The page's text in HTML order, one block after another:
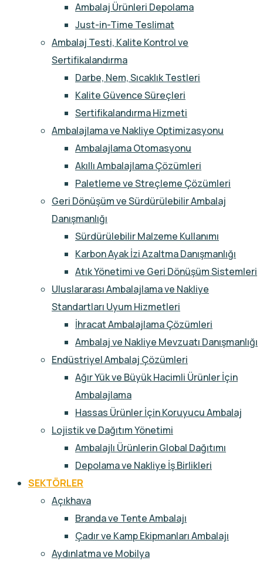
Ambalaj Ürünleri Depolama
Just-in-Time Teslimat
Ambalaj Testi, Kalite Kontrol ve
Sertifikalandırma
Darbe, Nem, Sıcaklık Testleri
Kalite Güvence Süreçleri
Sertifikalandırma Hizmeti
Ambalajlama ve Nakliye Optimizasyonu
Ambalajlama Otomasyonu
Akıllı Ambalajlama Çözümleri
Paletleme ve Streçleme Çözümleri
Geri Dönüşüm ve Sürdürülebilir Ambalaj
Danışmanlığı
Sürdürülebilir Malzeme Kullanımı
Karbon Ayak İzi Azaltma Danışmanlığı
Atık Yönetimi ve Geri Dönüşüm Sistemleri
Uluslararası Ambalajlama ve Nakliye
Standartları Uyum Hizmetleri
İhracat Ambalajlama Çözümleri
Ambalaj ve Nakliye Mevzuatı Danışmanlığı
Endüstriyel Ambalaj Çözümleri
Ağır Yük ve Büyük Hacimli Ürünler İçin
Ambalajlama
Hassas Ürünler İçin Koruyucu Ambalaj
Lojistik ve Dağıtım Yönetimi
Ambalajlı Ürünlerin Global Dağıtımı
Depolama ve Nakliye İş Birlikleri
SEKTÖRLER
Açıkhava
Branda ve Tente Ambalajı
Çadır ve Kamp Ekipmanları Ambalajı
Aydınlatma ve Mobilya